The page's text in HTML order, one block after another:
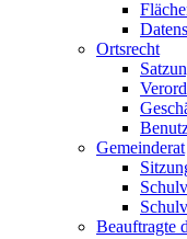
Ortsrecht
Gemeinderat
Beauftragte